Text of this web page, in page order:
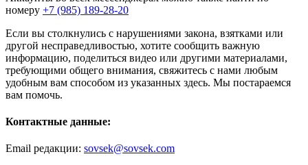
номеру +7 (985) 189-28-20
Если вы столкнулись с нарушениями закона, взятками или
другой несправедливостью, хотите сообщить важную
информацию, поделиться видео или другими материалами,
требующими общего внимания, свяжитесь с нами любым
удобным вам способом из указанных здесь. Мы постараемся
вам помочь.
Контактные данные:
Email редакции: sovsek@sovsek.com